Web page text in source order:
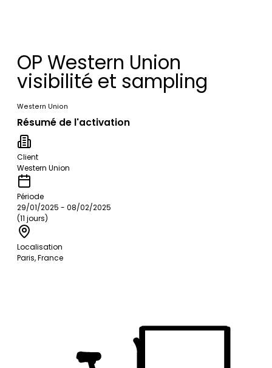
OP Western Union
visibilité et sampling
Western Union
Résumé de l'activation
Client
Western Union
Période
29/01/2025 - 08/02/2025
(11 jours)
Localisation
Paris, France